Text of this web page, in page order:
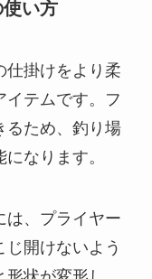
い方
仕掛けをより柔
イテムです。フ
るため、釣り場
なります。
は、プライヤー
開けないよう